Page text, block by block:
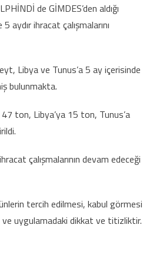
de GİMDES’den aldığı
aydır ihracat çalışmalarını
Libya ve Tunus’a 5 ay içerisinde
bulunmakta.
ton, Libya’ya 15 ton, Tunus’a
çalışmalarının devam edeceği
tercih edilmesi, kabul görmesi
uygulamadaki dikkat ve titizliktir.